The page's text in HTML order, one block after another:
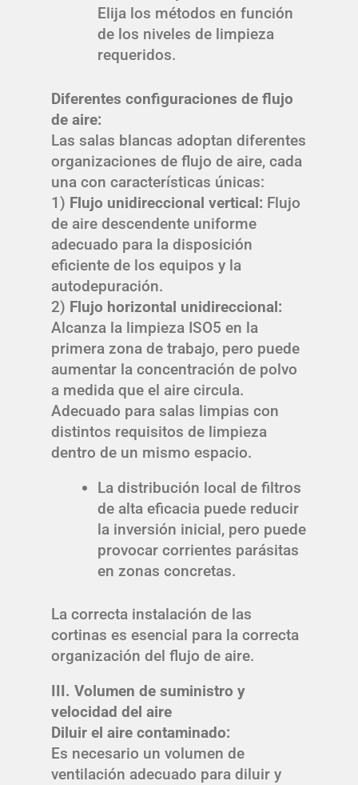
Elija los métodos en función
de los niveles de limpieza
requeridos.
Diferentes configuraciones de flujo
de aire:
Las salas blancas adoptan diferentes
organizaciones de flujo de aire, cada
una con características únicas:
1) Flujo unidireccional vertical: Flujo
de aire descendente uniforme
adecuado para la disposición
eficiente de los equipos y la
autodepuración.
2) Flujo horizontal unidireccional:
Alcanza la limpieza ISO5 en la
primera zona de trabajo, pero puede
aumentar la concentración de polvo
a medida que el aire circula.
Adecuado para salas limpias con
distintos requisitos de limpieza
dentro de un mismo espacio.
La distribución local de filtros
de alta eficacia puede reducir
la inversión inicial, pero puede
provocar corrientes parásitas
en zonas concretas.
La correcta instalación de las
cortinas es esencial para la correcta
organización del flujo de aire.
III. Volumen de suministro y
velocidad del aire
Diluir el aire contaminado:
Es necesario un volumen de
ventilación adecuado para diluir y